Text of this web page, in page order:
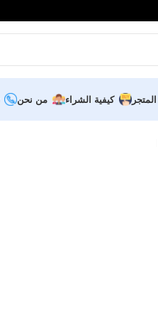
المتجر كيفية الشراء من نحن